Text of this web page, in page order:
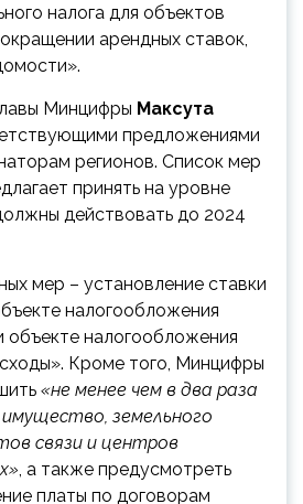
налога для объектов
арендных ставок,
Минцифры Максута
предложениями
регионов. Список мер
принять на уровне
действовать до 2024
мер – установление ставки
налогообложения
объекте налогообложения
Кроме того, Минцифры
«не менее чем в два раза
земельного
связи и центров
, а также предусмотреть
платы по договорам